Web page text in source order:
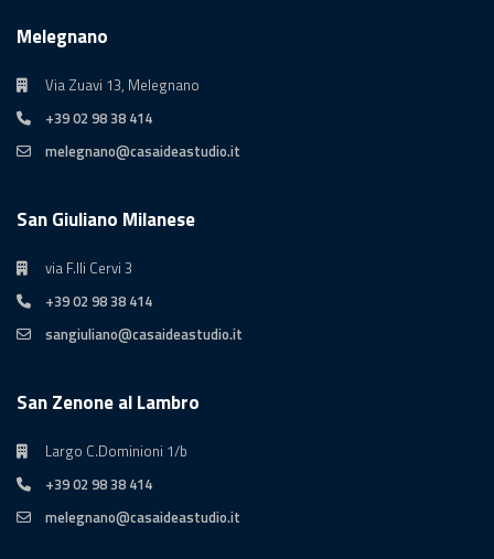
Melegnano
Via Zuavi 13, Melegnano
+39 02 98 38 414
melegnano@casaideastudio.it
San Giuliano Milanese
via F.lli Cervi 3
+39 02 98 38 414
sangiuliano@casaideastudio.it
San Zenone al Lambro
Largo C.Dominioni 1/b
+39 02 98 38 414
melegnano@casaideastudio.it